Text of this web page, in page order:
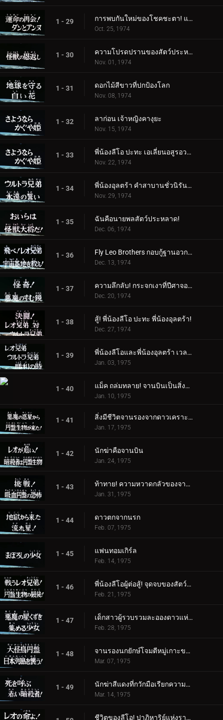
1 - 29 การพบกันใหม่ของโชคชะตา! แดนและแอนน์
Oct. 25, 1974
1 - 30 ความโปรดปรานของสัตว์ประหลาด
Nov. 01, 1974
1 - 31 ดอกไม้สีขาวที่ปกป้องโลก
Nov. 08, 1974
1 - 32 ลาก่อน เจ้าหญิงคางุยะ
Nov. 15, 1974
1 - 33 พี่น้องลีโอ ปะทะ เอเลี่ยนอสูรอวกาศ
Nov. 22, 1974
1 - 34 พี่น้องอุลตร้า คำสาบานชั่วนิรันดร์
Nov. 29, 1974
1 - 35 ฉันคือนายพลสัตว์ประหลาด!
Dec. 06, 1974
1 - 36 Fly Leo Brothers กอบกู้ฐานอวกาศ!
Dec. 13, 1974
1 - 37 ความลึกลับ! กระจกเงาที่ปีศาจอาศัยอยู่
Dec. 20, 1974
1 - 38 สู้! พี่น้องลีโอ ปะทะ พี่น้องอุลตร้า!
Dec. 27, 1974
1 - 39 พี่น้องลีโอและพี่น้องอุลตร้า เวลาแห่งชัยชนะ
Jan. 03, 1975
1 - 40 แม็ค ถล่มทลาย! จานบินเป็นสิ่งมีชีวิต
Jan. 10, 1975
1 - 41 สิ่งมีชีวิตจานรองจากดาวเคราะห์ชั่วร้ายอยู่ที่นี่แล้ว!
Jan. 17, 1975
1 - 42 นักฆ่าคือจานบิน
Jan. 24, 1975
1 - 43 ท้าทาย! ความหวาดกลัวของจานดูดเลือด
Jan. 31, 1975
1 - 44 ดาวตกจากนรก
Feb. 07, 1975
1 - 45 แฟนทอมเกิร์ล
Feb. 14, 1975
1 - 46 พี่น้องลีโอผู้ต่อสู้! จุดจบของสัตว์ร้ายจานบิน
Feb. 21, 1975
1 - 47 เด็กสาวผู้รวบรวมละอองดาวแห่งปีศาจ
Feb. 28, 1975
1 - 48 จานรองนกยักษ์โจมตีหมู่เกาะของญี่ปุ่น
Mar. 07, 1975
1 - 49 นักฆ่าสีแดงที่กวักมือเรียกความตาย!
Mar. 14, 1975
ชีวิตของลีโอ! ปาฏิหาริย์แห่งราชา!